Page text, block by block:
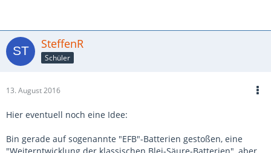
SteffenR
Schüler
13. August 2016
Hier eventuell noch eine Idee:
Bin gerade auf sogenannte "EFB"-Batterien gestoßen, eine